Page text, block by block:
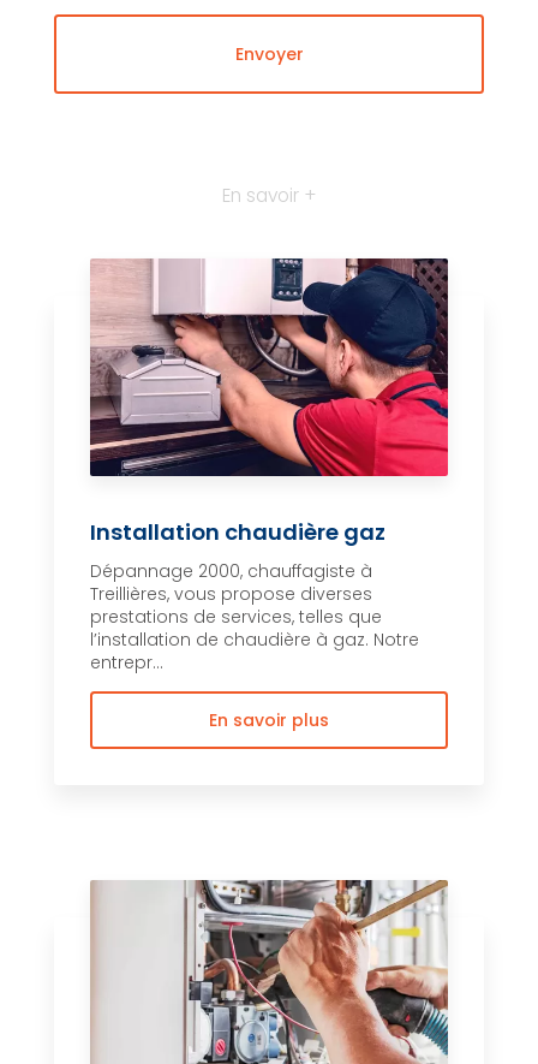
En savoir +
Installation chaudière gaz
Dépannage 2000, chauffagiste à
Treillières, vous propose diverses
prestations de services, telles que
l’installation de chaudière à gaz. Notre
entrepr...
En savoir plus